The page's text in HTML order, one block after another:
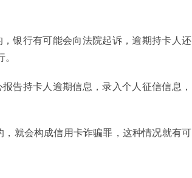
银行有可能会向法院起诉，逾期持卡人还
告持卡人逾期信息，录入个人征信信息，
，就会构成信用卡诈骗罪，这种情况就有可